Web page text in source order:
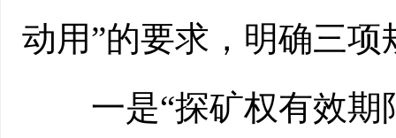
动用”的要求，明确三项
一是“探矿权有效期